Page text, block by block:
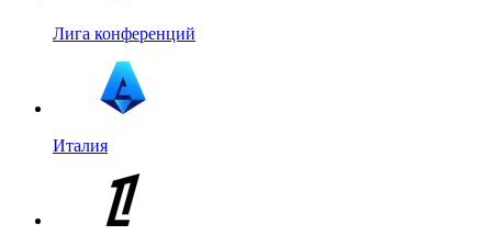
Лига конференций
Италия